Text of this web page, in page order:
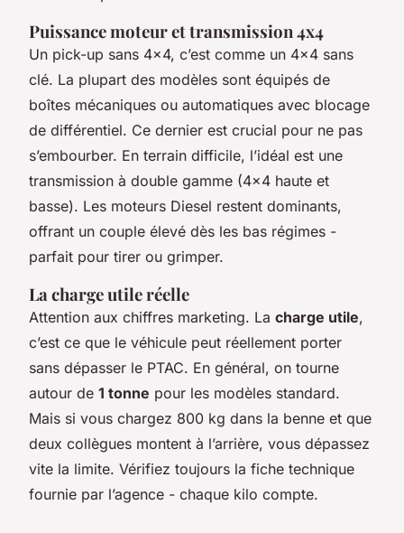
Puissance moteur et transmission 4x4
Un pick-up sans 4x4, c’est comme un 4x4 sans
clé. La plupart des modèles sont équipés de
boîtes mécaniques ou automatiques avec blocage
de différentiel. Ce dernier est crucial pour ne pas
s’embourber. En terrain difficile, l’idéal est une
transmission à double gamme (4x4 haute et
basse). Les moteurs Diesel restent dominants,
offrant un couple élevé dès les bas régimes -
parfait pour tirer ou grimper.
La charge utile réelle
Attention aux chiffres marketing. La charge utile,
c’est ce que le véhicule peut réellement porter
sans dépasser le PTAC. En général, on tourne
autour de 1 tonne pour les modèles standard.
Mais si vous chargez 800 kg dans la benne et que
deux collègues montent à l’arrière, vous dépassez
vite la limite. Vérifiez toujours la fiche technique
fournie par l’agence - chaque kilo compte.